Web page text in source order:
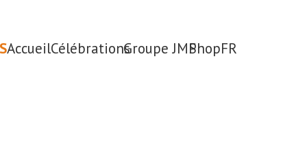
AccueilCélébrationsGroupe JMPShopFR